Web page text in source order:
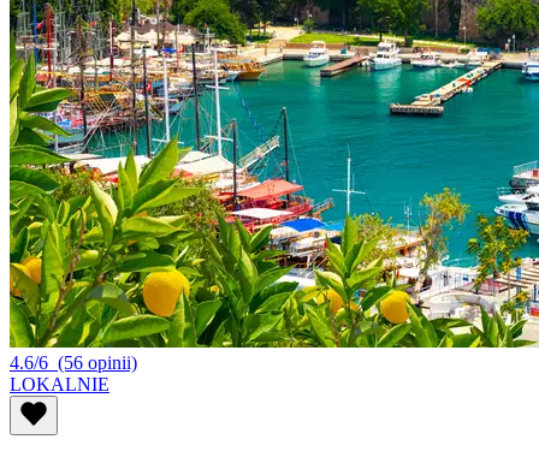
4.6/6 (56 opinii)
LOKALNIE